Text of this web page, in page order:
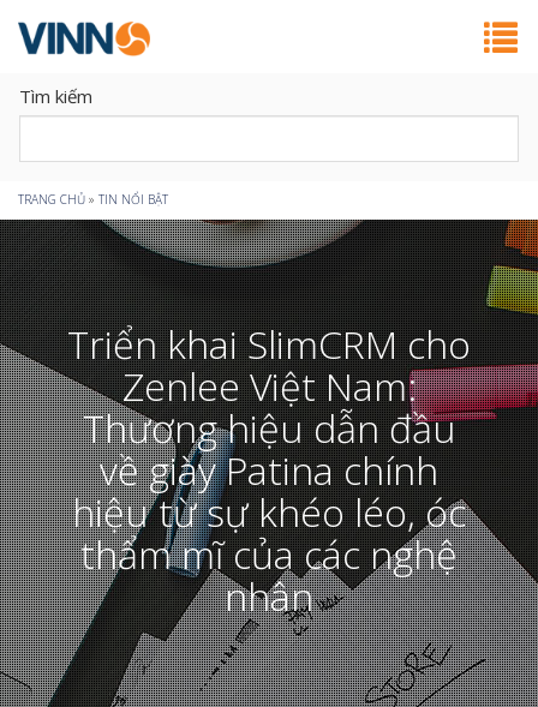
Tìm kiếm
Bạn
đang
ở
đây
TRANG CHỦ » TIN NỔI BẬT
Triển khai SlimCRM cho
Zenlee Việt Nam:
Thương hiệu dẫn đầu
về giày Patina chính
hiệu từ sự khéo léo, óc
thẩm mĩ của các nghệ
nhân